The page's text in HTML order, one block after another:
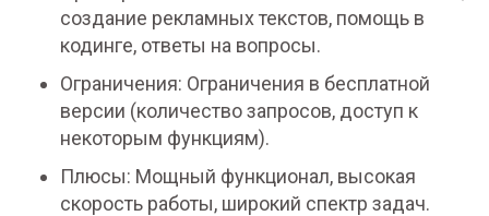
создание рекламных текстов, помощь в
кодинге, ответы на вопросы.
Ограничения: Ограничения в бесплатной
версии (количество запросов, доступ к
некоторым функциям).
Плюсы: Мощный функционал, высокая
скорость работы, широкий спектр задач.